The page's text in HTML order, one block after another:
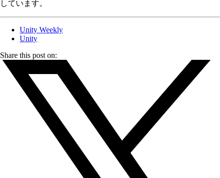
しています。
Unity Weekly
Unity
Share this post on: